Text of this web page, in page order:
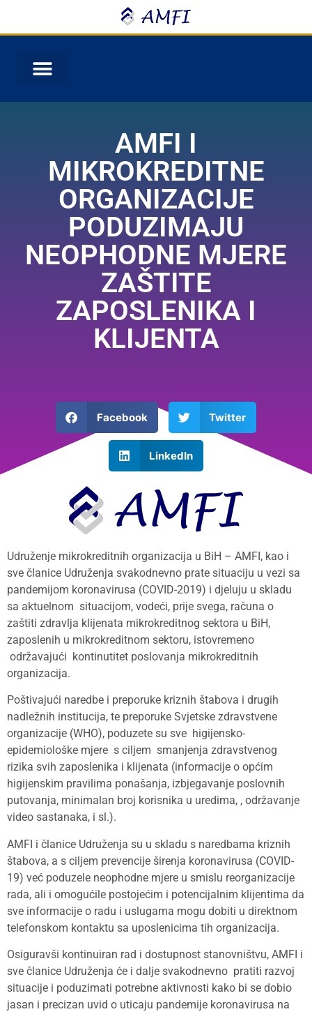
AMFI I
MIKROKREDITNE
ORGANIZACIJE
PODUZIMAJU
NEOPHODNE MJERE
ZAŠTITE
ZAPOSLENIKA I
KLIJENTA
Facebook Twitter
LinkedIn
Udruženje mikrokreditnih organizacija u BiH – AMFI, kao i
sve članice Udruženja svakodnevno prate situaciju u vezi sa
pandemijom koronavirusa (COVID-2019) i djeluju u skladu
sa aktuelnom situacijom, vodeći, prije svega, računa o
zaštiti zdravlja klijenata mikrokreditnog sektora u BiH,
zaposlenih u mikrokreditnom sektoru, istovremeno
održavajući kontinutitet poslovanja mikrokreditnih
organizacija.
Poštivajući naredbe i preporuke kriznih štabova i drugih
nadležnih institucija, te preporuke Svjetske zdravstvene
organizacije (WHO), poduzete su sve higijensko-
epidemiološke mjere s ciljem smanjenja zdravstvenog
rizika svih zaposlenika i klijenata (informacije o općim
higijenskim pravilima ponašanja, izbjegavanje poslovnih
putovanja, minimalan broj korisnika u uredima, , održavanje
video sastanaka, i sl.).
AMFI i članice Udruženja su u skladu s naredbama kriznih
štabova, a s ciljem prevencije širenja koronavirusa (COVID-
19) već poduzele neophodne mjere u smislu reorganizacije
rada, ali i omogućile postojećim i potencijalnim klijentima da
sve informacije o radu i uslugama mogu dobiti u direktnom
telefonskom kontaktu sa uposlenicima tih organizacija.
Osiguravši kontinuiran rad i dostupnost stanovništvu, AMFI i
sve članice Udruženja će i dalje svakodnevno pratiti razvoj
situacije i poduzimati potrebne aktivnosti kako bi se dobio
jasan i precizan uvid o uticaju pandemije koronavirusa na